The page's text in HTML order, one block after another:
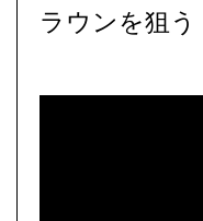
ラウンを狙う